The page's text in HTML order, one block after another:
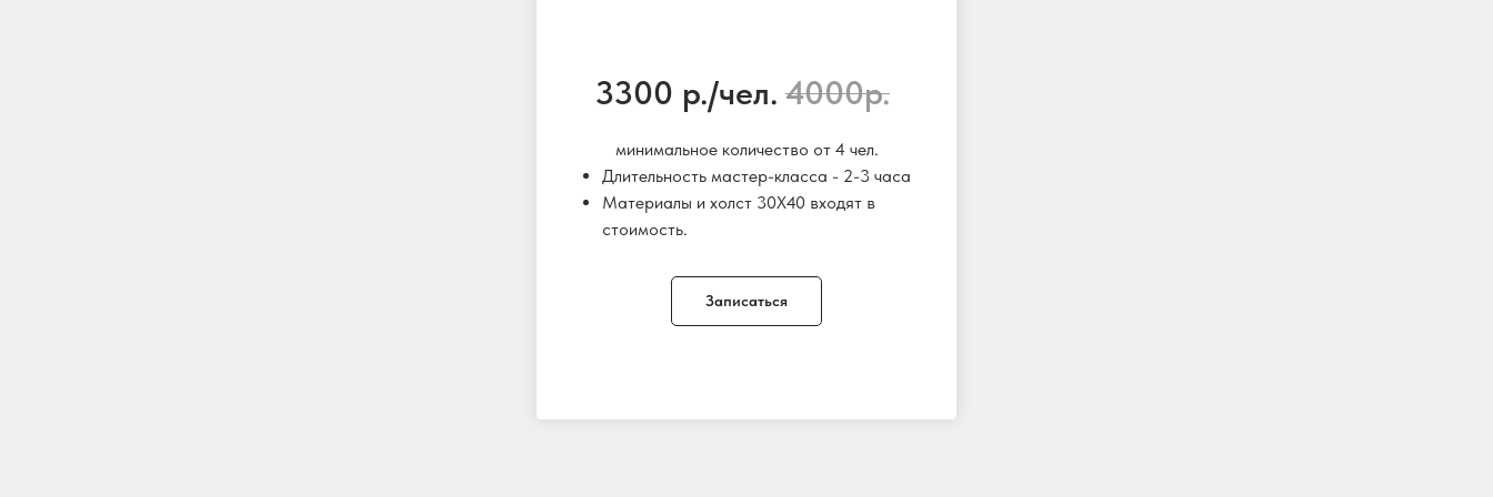
3300 р./чел. 4000р.
минимальное количество от 4 чел.
Длительность мастер-класса - 2-3 часа
Материалы и холст 30X40 входят в
стоимость.
Записаться